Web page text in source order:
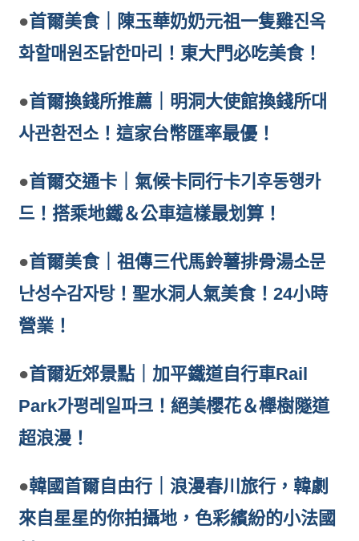
●首爾美食｜陳玉華奶奶元祖一隻雞진옥
화할매원조닭한마리！東大門必吃美食！
●首爾換錢所推薦｜明洞大使館換錢所대
사관환전소！這家台幣匯率最優！
●首爾交通卡｜氣候卡同行卡기후동행카
드！搭乘地鐵＆公車這樣最划算！
●首爾美食｜祖傳三代馬鈴薯排骨湯소문
난성수감자탕！聖水洞人氣美食！24小時
營業！
●首爾近郊景點｜加平鐵道自行車Rail
Park가평레일파크！絕美櫻花＆櫸樹隧道
超浪漫！
●韓國首爾自由行｜浪漫春川旅行，韓劇
來自星星的你拍攝地，色彩繽紛的小法國